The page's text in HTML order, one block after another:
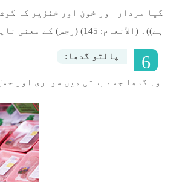
ہے))۔ (الأنعام: 145) (رجس) کے معنی ناپاک کے ہیں۔
پالتو گدھا:
وہ گدھا جسے بستی میں سواری اور